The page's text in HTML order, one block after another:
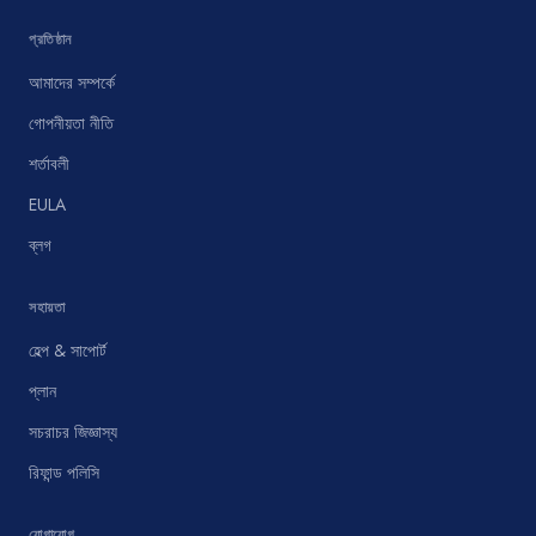
প্রতিষ্ঠান
আমাদের সম্পর্কে
গোপনীয়তা নীতি
শর্তাবলী
EULA
ব্লগ
সহায়তা
হেল্প & সাপোর্ট
প্লান
সচরাচর জিজ্ঞাস্য
রিফান্ড পলিসি